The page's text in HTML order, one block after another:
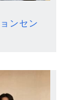
ンセン